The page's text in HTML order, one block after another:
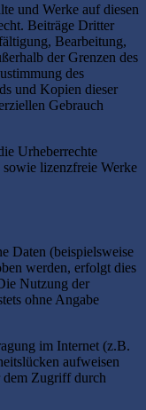
und Werke auf diesen
Beiträge Dritter
Bearbeitung,
der Grenzen des
des
und Kopien dieser
Gebrauch
Urheberrechte
sowie lizenzfreie Werke
Daten (beispielsweise
werden, erfolgt dies
Nutzung der
ohne Angabe
im Internet (z.B.
aufweisen
dem Zugriff durch